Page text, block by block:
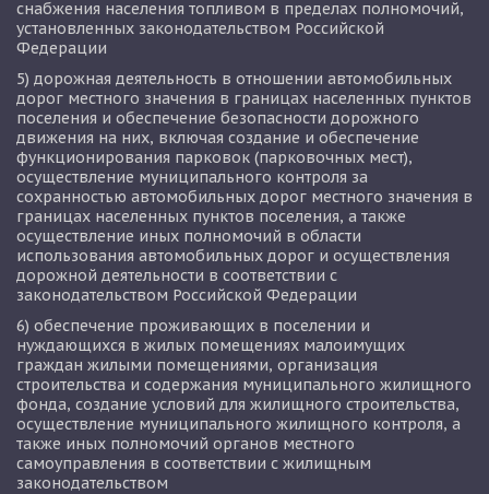
снабжения населения топливом в пределах полномочий,
установленных законодательством Российской
Федерации
5) дорожная деятельность в отношении автомобильных
дорог местного значения в границах населенных пунктов
поселения и обеспечение безопасности дорожного
движения на них, включая создание и обеспечение
функционирования парковок (парковочных мест),
осуществление муниципального контроля за
сохранностью автомобильных дорог местного значения в
границах населенных пунктов поселения, а также
осуществление иных полномочий в области
использования автомобильных дорог и осуществления
дорожной деятельности в соответствии с
законодательством Российской Федерации
6) обеспечение проживающих в поселении и
нуждающихся в жилых помещениях малоимущих
граждан жилыми помещениями, организация
строительства и содержания муниципального жилищного
фонда, создание условий для жилищного строительства,
осуществление муниципального жилищного контроля, а
также иных полномочий органов местного
самоуправления в соответствии с жилищным
законодательством